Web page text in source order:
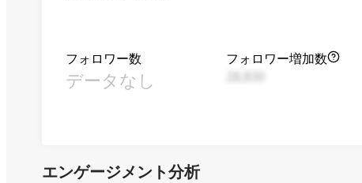
フォロワー数
データなし
フォロワー増加数
エンゲージメント分析